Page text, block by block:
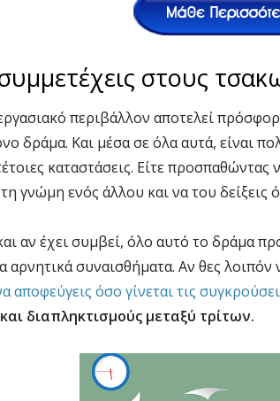
στους
περιβάλλον αποτελεί
δράμα. Και μέσα σε όλα αυτά, είναι
καταστάσεις. Είτε προσπαθώντας
γνώμη ενός άλλου και να του δείξεις
αν έχει συμβεί, όλο αυτό το δράμα
αρνητικά συναισθήματα. Αν θες
αποφεύγεις όσο γίνεται τις
διαπληκτισμούς μεταξύ τρίτων.